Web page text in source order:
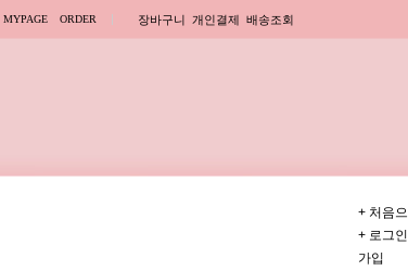
+ 처음
+ 로그
가입
배송조회
개인결제
장바구니
ORDER
MYPAGE